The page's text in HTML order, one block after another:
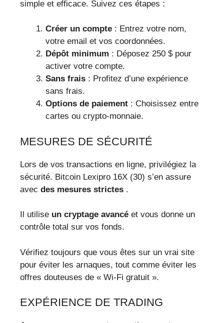
simple et efficace. Suivez ces étapes :
Créer un compte : Entrez votre nom,
votre email et vos coordonnées.
Dépôt minimum : Déposez 250 $ pour
activer votre compte.
Sans frais : Profitez d’une expérience
sans frais.
Options de paiement : Choisissez entre
cartes ou crypto-monnaie.
MESURES DE SÉCURITÉ
Lors de vos transactions en ligne, privilégiez la
sécurité. Bitcoin Lexipro 16X (30) s’en assure
avec des mesures strictes .
Il utilise un cryptage avancé et vous donne un
contrôle total sur vos fonds.
Vérifiez toujours que vous êtes sur un vrai site
pour éviter les arnaques, tout comme éviter les
offres douteuses de « Wi-Fi gratuit ».
EXPÉRIENCE DE TRADING